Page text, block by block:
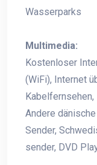
Wasserparks
Multimedia:
Kostenloser
(WiFi), Internet
Kabelfernsehen,
Andere
Sender,
sender, DVD